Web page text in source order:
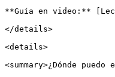
**Guía en video:**
</details>
<details>
<summary>¿Dónde